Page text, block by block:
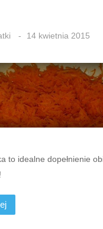
14 kwietnia 2015
to idealne dopełnienie